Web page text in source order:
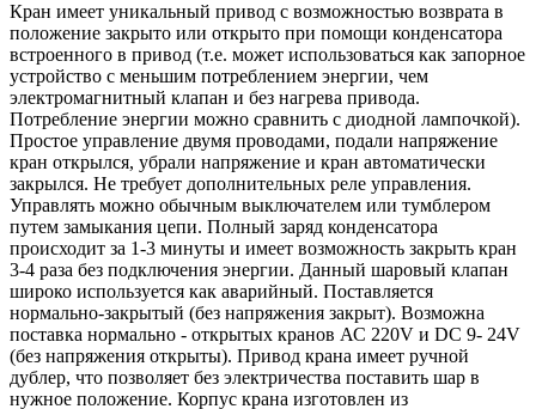
Кран имеет уникальный привод с возможностью возврата в
положение закрыто или открыто при помощи конденсатора
встроенного в привод (т.е. может использоваться как запорное
устройство с меньшим потреблением энергии, чем
электромагнитный клапан и без нагрева привода.
Потребление энергии можно сравнить с диодной лампочкой).
Простое управление двумя проводами, подали напряжение
кран открылся, убрали напряжение и кран автоматически
закрылся. Не требует дополнительных реле управления.
Управлять можно обычным выключателем или тумблером
путем замыкания цепи. Полный заряд конденсатора
происходит за 1-3 минуты и имеет возможность закрыть кран
3-4 раза без подключения энергии. Данный шаровый клапан
широко используется как аварийный. Поставляется
нормально-закрытый (без напряжения закрыт). Возможна
поставка нормально - открытых кранов АС 220V и DC 9- 24V
(без напряжения открыты). Привод крана имеет ручной
дублер, что позволяет без электричества поставить шар в
нужное положение. Корпус крана изготовлен из